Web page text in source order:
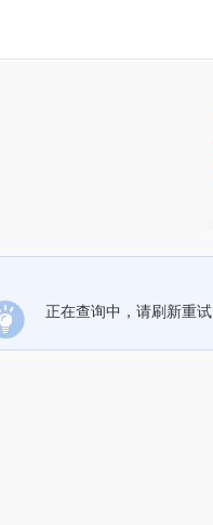
正在查询中，请刷新重试